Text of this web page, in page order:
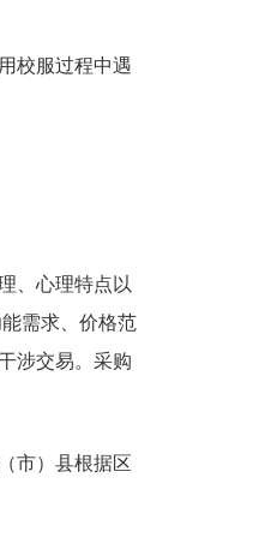
校服过程中遇
、心理特点以
需求、价格范
涉交易。采购
市）县根据区